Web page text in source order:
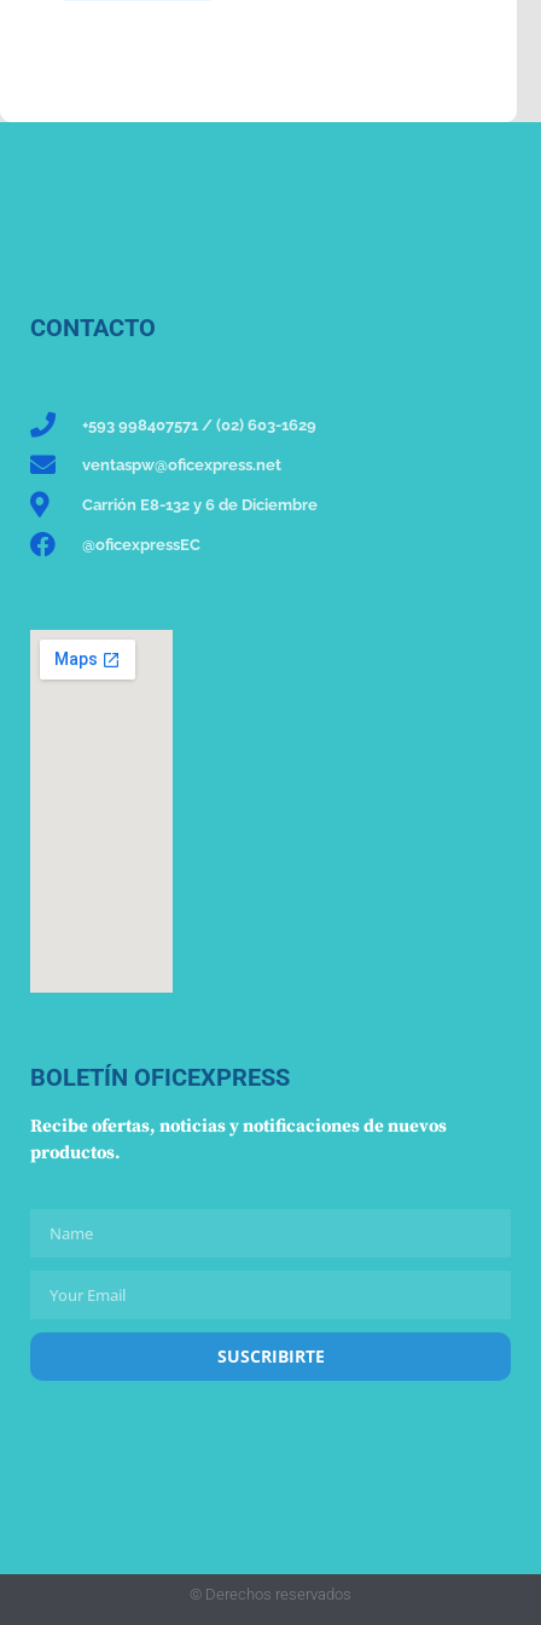
CONTACTO
+593 998407571 / (02) 603-1629
ventaspw@oficexpress.net
Carrión E8-132 y 6 de Diciembre
@oficexpressEC
BOLETÍN OFICEXPRESS
Recibe ofertas, noticias y notificaciones de nuevos
productos.
SUSCRIBIRTE
© Derechos reservados